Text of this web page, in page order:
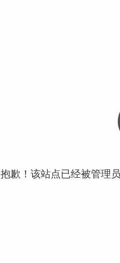
抱歉！该站点已经被管理